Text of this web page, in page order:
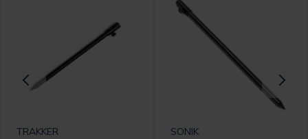
TRAKKER SONIK